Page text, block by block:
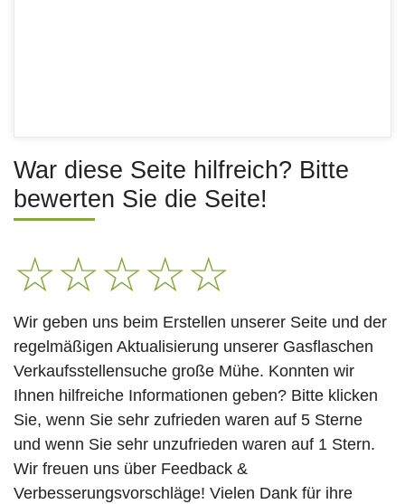
War diese Seite hilfreich? Bitte
bewerten Sie die Seite!
☆☆☆☆☆
Wir geben uns beim Erstellen unserer Seite und der
regelmäßigen Aktualisierung unserer Gasflaschen
Verkaufsstellensuche große Mühe. Konnten wir
Ihnen hilfreiche Informationen geben? Bitte klicken
Sie, wenn Sie sehr zufrieden waren auf 5 Sterne
und wenn Sie sehr unzufrieden waren auf 1 Stern.
Wir freuen uns über Feedback &
Verbesserungsvorschläge! Vielen Dank für ihre